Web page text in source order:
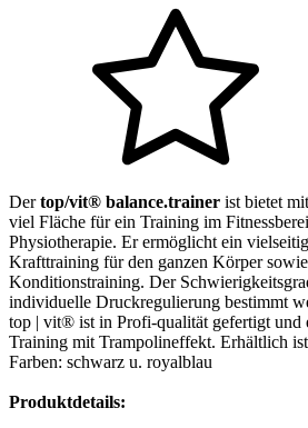
Dertop/vit® balance.trainer ist bietet
viel Fläche für ein Training im
Physiotherapie. Er ermöglicht ein
Krafttraining für den ganzen Körper
Konditionstraining. Der
individuelle Druckregulierung bestimmt
top | vit® ist in Profi-qualität gefertigt und
Training mit Trampolineffekt. Erhältlich
Farben: schwarz u. royalblau
Produktdetails: